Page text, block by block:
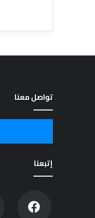
تواصل معنا
إتبعنا